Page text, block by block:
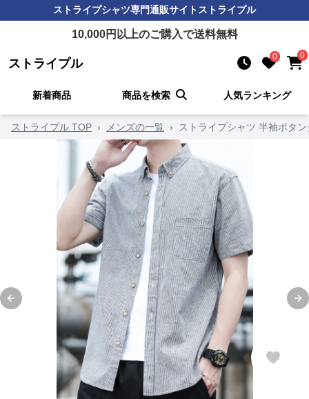
ストライプシャツ専門通販サイト ストライプル
10,000円以上のご購入で送料無料
ストライプル 0 0
新着商品 商品を検索 人気ランキング
ストライプル TOP › メンズの一覧 › ストライプシャツ 半袖ボタ
Previous slide